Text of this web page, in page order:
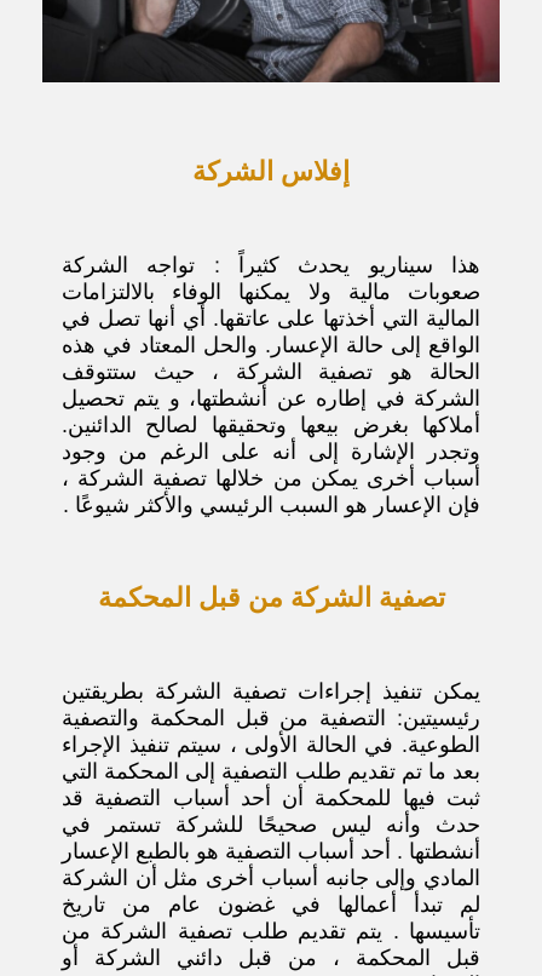
إفلاس الشركة
هذا سيناريو يحدث كثيراً : تواجه الشركة
صعوبات مالية ولا يمكنها الوفاء بالالتزامات
المالية التي أخذتها على عاتقها. أي أنها تصل في
الواقع إلى حالة الإعسار. والحل المعتاد في هذه
الحالة هو تصفية الشركة ، حيث ستتوقف
الشركة في إطاره عن أنشطتها، و يتم تحصيل
أملاكها بغرض بيعها وتحقيقها لصالح الدائنين.
وتجدر الإشارة إلى أنه على الرغم من وجود
أسباب أخرى يمكن من خلالها تصفية الشركة ،
فإن الإعسار هو السبب الرئيسي والأكثر شيوعًا .
تصفية الشركة من قبل المحكمة
يمكن تنفيذ إجراءات تصفية الشركة بطريقتين
رئيسيتين: التصفية من قبل المحكمة والتصفية
الطوعية. في الحالة الأولى ، سيتم تنفيذ الإجراء
بعد ما تم تقديم طلب التصفية إلى المحكمة التي
ثبت فيها للمحكمة أن أحد أسباب التصفية قد
حدث وأنه ليس صحيحًا للشركة تستمر في
أنشطتها . أحد أسباب التصفية هو بالطبع الإعسار
المادي وإلى جانبه أسباب أخرى مثل أن الشركة
لم تبدأ أعمالها في غضون عام من تاريخ
تأسيسها . يتم تقديم طلب تصفية الشركة من
قبل المحكمة ، من قبل دائني الشركة أو